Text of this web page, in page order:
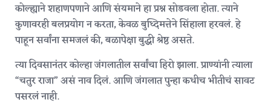
कोल्ह्याने शहाणपणाने आणि संयमाने हा प्रश्न सोडवला होता. त्याने
कुणावरही बलप्रयोग न करता, केवळ बुध्दिमत्तेने सिंहाला हरवलं. हे
पाहून सर्वांना समजलं की, बळापेक्षा बुद्धी श्रेष्ठ असते.
त्या दिवसानंतर कोल्हा जंगलातील सर्वांचा हिरो झाला. प्राण्यांनी त्याला
“चतुर राजा” असं नाव दिलं. आणि जंगलात पुन्हा कधीच भीतीचं सावट
पसरलं नाही.